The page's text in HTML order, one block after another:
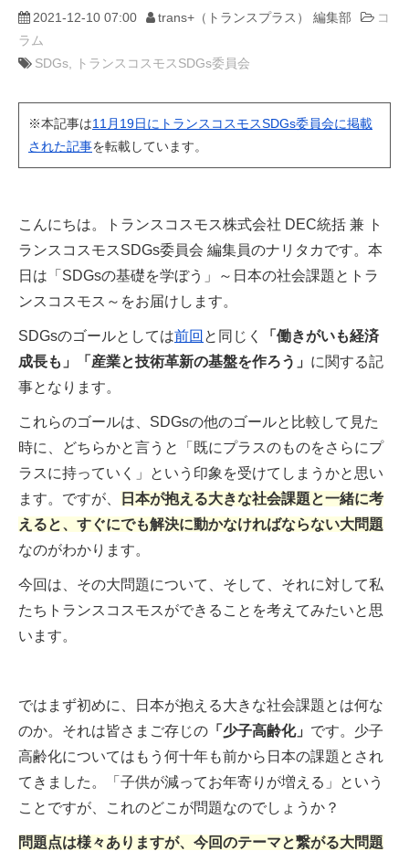
2021-12-10 07:00 trans+（トランスプラス） 編集部
コ
ラム
SDGs
トランスコスモスSDGs委員会
※本記事は11月19日にトランスコスモスSDGs委員会に掲載
された記事を転載しています。
こんにちは。トランスコスモス株式会社 DEC統括 兼 ト
ランスコスモスSDGs委員会 編集員のナリタカです。本
日は「SDGsの基礎を学ぼう」～日本の社会課題とトラ
ンスコスモス～をお届けします。
SDGsのゴールとしては前回 と同じく
「働きがいも経済
成長も」「産業と技術革新の基盤を作ろう」 に関する記
事となります。
これらのゴールは、SDGsの他のゴールと比較して見た
時に、どちらかと言うと「既にプラスのものをさらにプ
ラスに持っていく」という印象を受けてしまうかと思い
ます。ですが、
日本が抱える大きな社会課題と一緒に考
えると、すぐにでも解決に動かなければならない大問題
なのがわかります。
今回は、その大問題について、そして、それに対して私
たちトランスコスモスができることを考えてみたいと思
います。
ではまず初めに、日本が抱える大きな社会課題とは何な
のか。それは皆さまご存じの 「少子高齢化」 です。少子
高齢化についてはもう何十年も前から日本の課題とされ
てきました。「子供が減ってお年寄りが増える」という
ことですが、これのどこが問題なのでしょうか？
問題点は様々ありますが、今回のテーマと繋がる大問題